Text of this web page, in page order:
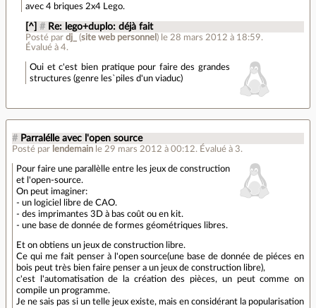
avec 4 briques 2x4 Lego.
[^] # Re: lego+duplo: déjà fait
Posté pardj_ (site web personnel ) le 28 mars 2012 à 18:59.
Évalué à4.
Oui et c'est bien pratique pour faire des grandes
structures (genre les`piles d'un viaduc)
# Parralélle avec l'open source
Posté par lendemain le 29 mars 2012 à 00:12. Évalué à 3.
Pour faire une parallèlle entre les jeux de construction
et l'open-source.
On peut imaginer:
- un logiciel libre de CAO.
- des imprimantes 3D à bas coût ou en kit.
- une base de donnée de formes géométriques libres.
Et on obtiens un jeux de construction libre.
Ce qui me fait penser à l'open source(une base de donnée de piéces en
bois peut très bien faire penser a un jeux de construction libre),
c'est l'automatisation de la création des pièces, un peut comme on
compile un programme.
Je ne sais pas si un telle jeux existe, mais en considérant la popularisation